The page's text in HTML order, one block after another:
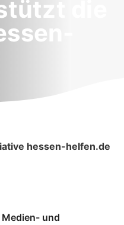
die
hessen-helfen.de
Medien- und